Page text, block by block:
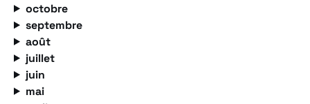
octobre
septembre
août
juillet
juin
mai